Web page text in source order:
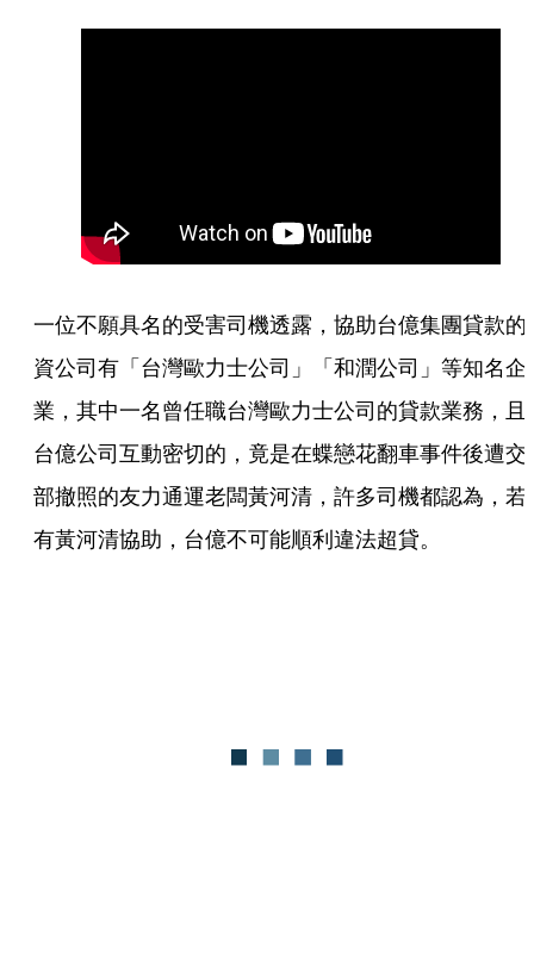
一位不願具名的受害司機透露，協助台億集團貸款的
資公司有「台灣歐力士公司」「和潤公司」等知名企
業，其中一名曾任職台灣歐力士公司的貸款業務，且
台億公司互動密切的，竟是在蝶戀花翻車事件後遭交
部撤照的友力通運老闆黃河清，許多司機都認為，若
有黃河清協助，台億不可能順利違法超貸。